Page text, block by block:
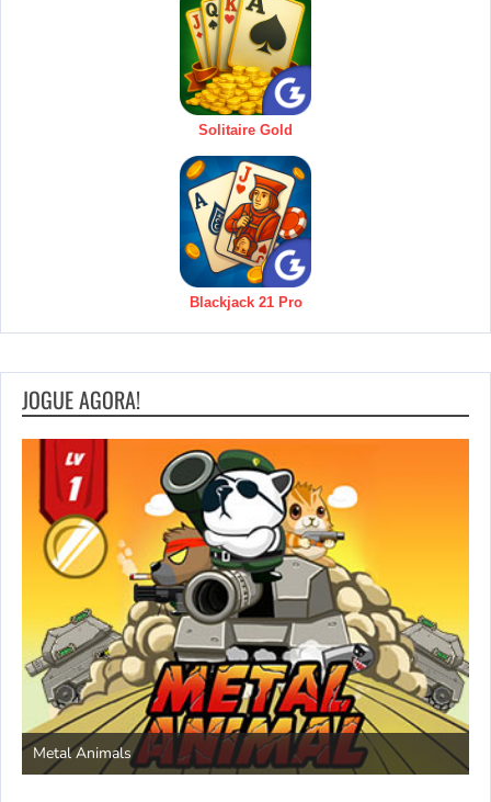
Solitaire Gold
Blackjack 21 Pro
JOGUE AGORA!
Metal Animals